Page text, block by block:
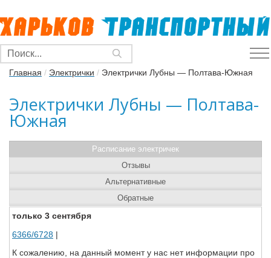
Главная / Электрички / Электрички Лубны — Полтава-Южная
Электрички Лубны — Полтава-
Южная
Расписание электричек
только 3 сентября
6366/6728 |
К сожалению, на данный момент у нас нет информации про
Отзывы
Альтернативные
Обратные